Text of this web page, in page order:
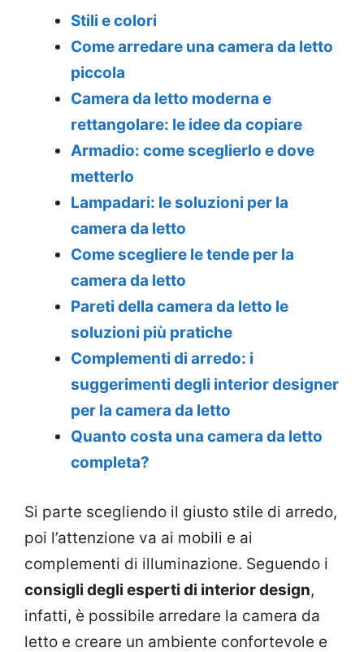
Stili e colori
Come arredare una camera da letto
piccola
Camera da letto moderna e
rettangolare: le idee da copiare
Armadio: come sceglierlo e dove
metterlo
Lampadari: le soluzioni per la
camera da letto
Come scegliere le tende per la
camera da letto
Pareti della camera da letto le
soluzioni più pratiche
Complementi di arredo: i
suggerimenti degli interior designer
per la camera da letto
Quanto costa una camera da letto
completa?
Si parte scegliendo il giusto stile di arredo,
poi l’attenzione va ai mobili e ai
complementi di illuminazione. Seguendo i
consigli degli esperti di interior design,
infatti, è possibile arredare la camera da
letto e creare un ambiente confortevole e